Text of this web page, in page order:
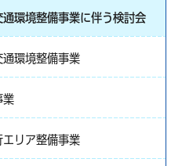
環境整備事業に伴う検討会
環境整備事業
業
リア整備事業